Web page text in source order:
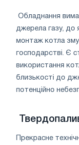
Обладнання
джерела газу, до
монтаж котла
господарстві. Є
використання
близькості до
потенційно
Прекрасне